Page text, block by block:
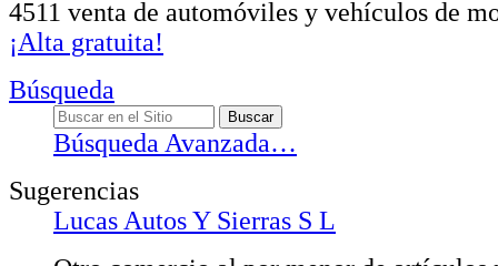
4511 venta de automóviles y vehículos de
¡Alta gratuita!
Búsqueda
Búsqueda Avanzada…
Sugerencias
Lucas Autos Y Sierras S L